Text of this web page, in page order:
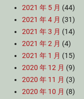
2021 年 5 月 (44)
2021 年 4 月 (31)
2021 年 3 月 (14)
2021 年 2 月 (4)
2021 年 1 月 (15)
2020 年 12 月 (9)
2020 年 11 月 (3)
2020 年 10 月 (8)